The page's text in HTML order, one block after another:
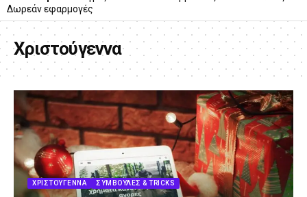
Δωρεάν εφαρμογές
Χριστούγεννα
ΧΡΙΣΤΟΎΓΕΝΝΑ ΣΥΜΒΟΥΛΈΣ & TRICKS